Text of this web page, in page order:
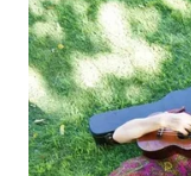
ID
MAWAKA
ID
MARTABAT